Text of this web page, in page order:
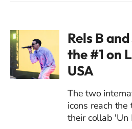
Rels B
the #1 on
USA
The two
icons reach
their collab 'Un